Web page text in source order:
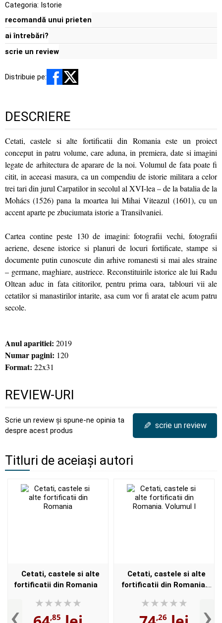
Categoria: Istorie
recomandă unui prieten
ai întrebări?
scrie un review
Distribuie pe:
DESCRIERE
Cetati, castele si alte fortificatii din Romania este un proiect
conceput in patru volume, care aduna, in premiera, date si imagini
legate de arhitectura de aparare de la noi. Volumul de fata poate fi
citit, in aceeasi masura, ca un compendiu de istorie militara a celor
trei tari din jurul Carpatilor in secolul al XVI-lea – de la batalia de la
Mohács (1526) pana la moartea lui Mihai Viteazul (1601), cu un
accent aparte pe zbuciumata istorie a Transilvaniei.
Cartea contine peste 130 de imagini: fotografii vechi, fotografii
aeriene, desene istorice si planuri de locuri fortificate, stampe si
documente putin cunoscute din arhive romanesti si mai ales straine
– germane, maghiare, austriece. Reconstituirile istorice ale lui Radu
Oltean aduc in fata cititorilor, pentru prima oara, tablouri vii ale
cetatilor si manastirilor intarite, asa cum vor fi aratat ele acum patru
secole.
Anul aparitiei: 2019
Numar pagini: 120
Format: 22x31
REVIEW-URI
Scrie un review și spune-ne opinia ta
despre acest produs
✎ scrie un review
Titluri de aceiași autori
Cetati, castele si alte
fortificatii din Romania
,85
Cetati, castele si alte
fortificatii din Romania.
,26